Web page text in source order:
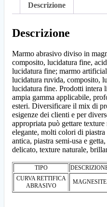
Descrizione
Descrizione
Marmo abrasivo diviso in
composito, lucidatura fine,
lucidatura fine; marmo
lucidatura ruvida, composito,
lucidatura fine. Prodotti intera
ampia gamma applicabile,
esteri. Diversificare il mix di
esigenze dei clienti e per
appropriata può gettare
elegante, molti colori di piastra
antica, piastra semi-usa e
delicato, texture naturale,
TIPO
CURVA RETTIFICA
ABRASIVO
MAGNESITE